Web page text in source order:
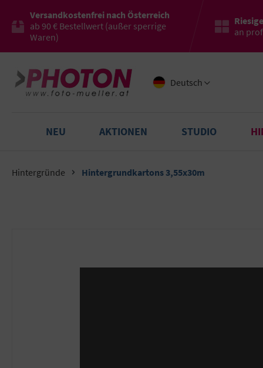
Versandkostenfrei nach Österreich
ab 90 € Bestellwert (außer sperrige
Waren)
an
Deutsch
NEU AKTIONEN STUDIO
Hintergründe Hintergrundkartons 3,55x30m